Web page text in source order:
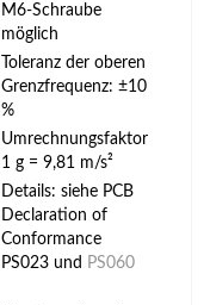
M6-Schraube
möglich
Toleranz der oberen
Grenzfrequenz: ±10
%
Umrechnungsfaktor
1 g = 9,81 m/s²
Details: siehe PCB
Declaration of
Conformance
PS023 und PS060